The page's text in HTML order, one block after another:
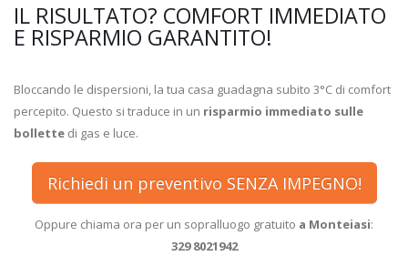
IL RISULTATO? COMFORT IMMEDIATO
E RISPARMIO GARANTITO!
Bloccando le dispersioni, la tua casa guadagna subito 3°C di comfort
percepito. Questo si traduce in un risparmio immediato sulle
bollette di gas e luce.
Richiedi un preventivo SENZA IMPEGNO!
Oppure chiama ora per un sopralluogo gratuito a Monteiasi:
329 8021942